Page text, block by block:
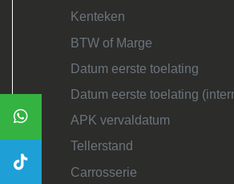
Kenteken
BTW of Marge
Datum eerste toelating
Datum eerste toelating
APK vervaldatum
Tellerstand
Carrosserie